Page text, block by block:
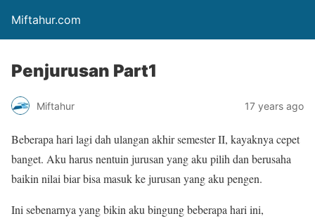
Miftahur.com
Penjurusan Part1
Miftahur 17 years ago
Beberapa hari lagi dah ulangan akhir semester II, kayaknya cepet
banget. Aku harus nentuin jurusan yang aku pilih dan berusaha
baikin nilai biar bisa masuk ke jurusan yang aku pengen.
Ini sebenarnya yang bikin aku bingung beberapa hari ini,